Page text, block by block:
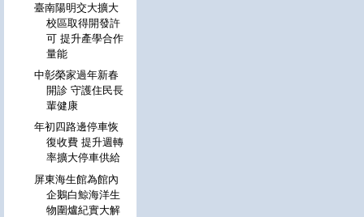
臺南陽明交大擴大
校區取得開發許
可 提升產學合作
量能
中彰榮家過年新春
開診 守護住民長
輩健康
年初四路邊停車恢
復收費 提升週轉
率擴大停車供給
屏東海生館為館內
企鵝白鯨海洋生
物圍爐紀實大解